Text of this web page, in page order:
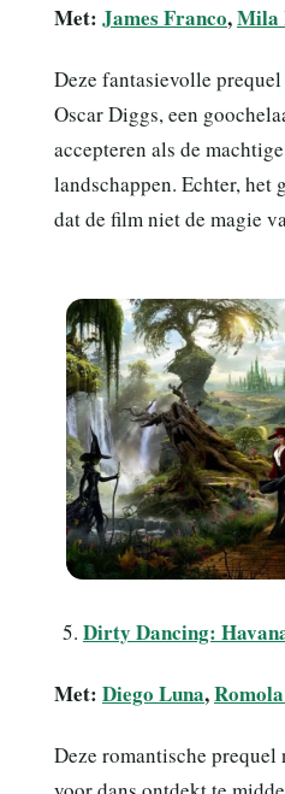
Met: James Franco,Mila
Deze fantasievolle
Oscar Diggs, een
accepteren als de
landschappen. Echter, het
dat de film niet de magie
Dirty Dancing:
Met: Diego Luna,
Deze romantische prequel